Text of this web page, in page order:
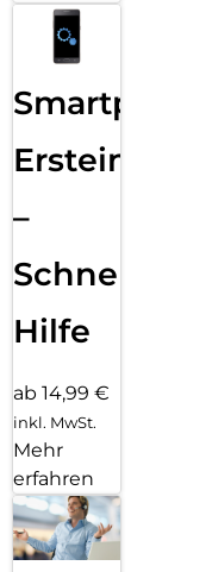
Smartphone
–
Schnelle
Hilfe
ab 14,99 €
inkl. MwSt.
Mehr
erfahren